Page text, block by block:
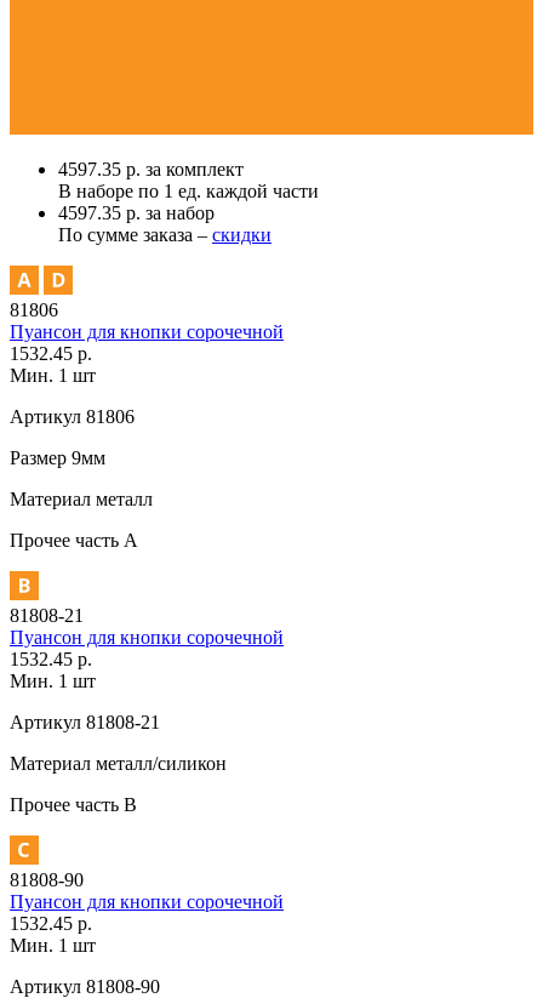
4597.35 р. за комплект
В наборе по 1 ед. каждой части
4597.35 р. за набор
По сумме заказа – скидки
81806
Пуансон для кнопки сорочечной
1532.45 р.
Мин. 1 шт
Артикул 81806
Размер 9мм
Материал металл
Прочее часть A
81808-21
Пуансон для кнопки сорочечной
1532.45 р.
Мин. 1 шт
Артикул 81808-21
Материал металл/силикон
Прочее часть В
81808-90
Пуансон для кнопки сорочечной
1532.45 р.
Мин. 1 шт
Артикул 81808-90